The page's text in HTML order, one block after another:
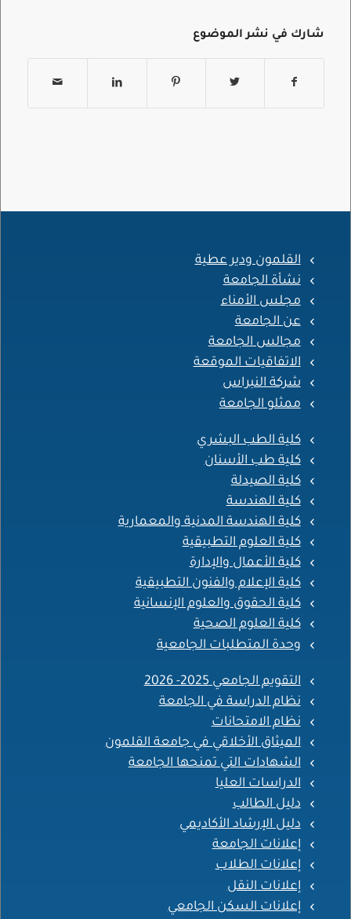
شارك في نشر الموضوع
القلمون ودير عطية
نشأة الجامعة
مجلس الأمناء
عن الجامعة
مجالس الجامعة
الاتفاقيات الموقعة
شركة النبراس
ممثلو الجامعة
كلية الطب البشري
كلية طب الأسنان
كلية الصيدلة
كلية الهندسة
كلية الهندسة المدنية والمعمارية
كلية العلوم التطبيقية
كلية الأعمال والإدارة
كلية الإعلام والفنون التطبيقية
كلية الحقوق والعلوم الإنسانية
كلية العلوم الصحية
وحدة المتطلبات الجامعية
التقويم الجامعي 2025- 2026
نظام الدراسة في الجامعة
نظام الامتحانات
الميثاق الأخلاقي في جامعة القلمون
الشهادات التي تمنحها الجامعة
الدراسات العليا
دليل الطالب
دليل الإرشاد الأكاديمي
إعلانات الجامعة
إعلانات الطلاب
إعلانات النقل
إعلانات السكن الجامعي